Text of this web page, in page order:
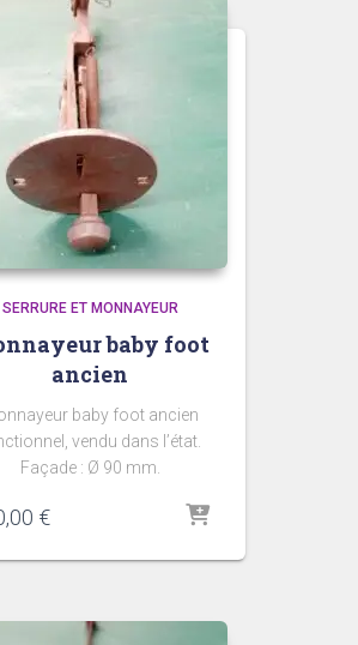
SERRURE ET MONNAYEUR
baby foot
ancien
baby foot ancien
vendu dans l’état.
Façade : Ø 90 mm.
€